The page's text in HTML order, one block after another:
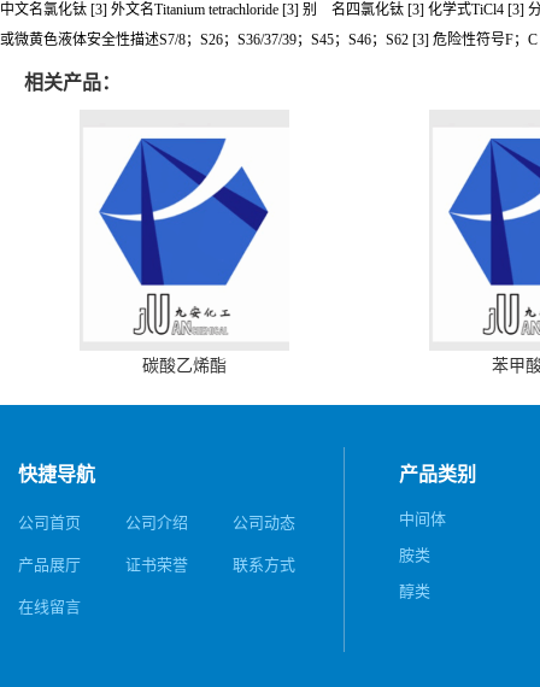
中文名氯化钛 [3] 外文名Titanium tetrachloride [3] 别 名四氯化钛 [3] 化学式TiCl4 [3]
或微黄色液体安全性描述S7/8；S26；S36/37/39；S45；S46；S62 [3] 危险性符号F；
相关产品：
碳酸乙烯酯 苯甲
快捷导航
公司首页 公司介绍 公司动态
产品展厅 证书荣誉 联系方式
在线留言
产品类别
中间体
胺类
醇类